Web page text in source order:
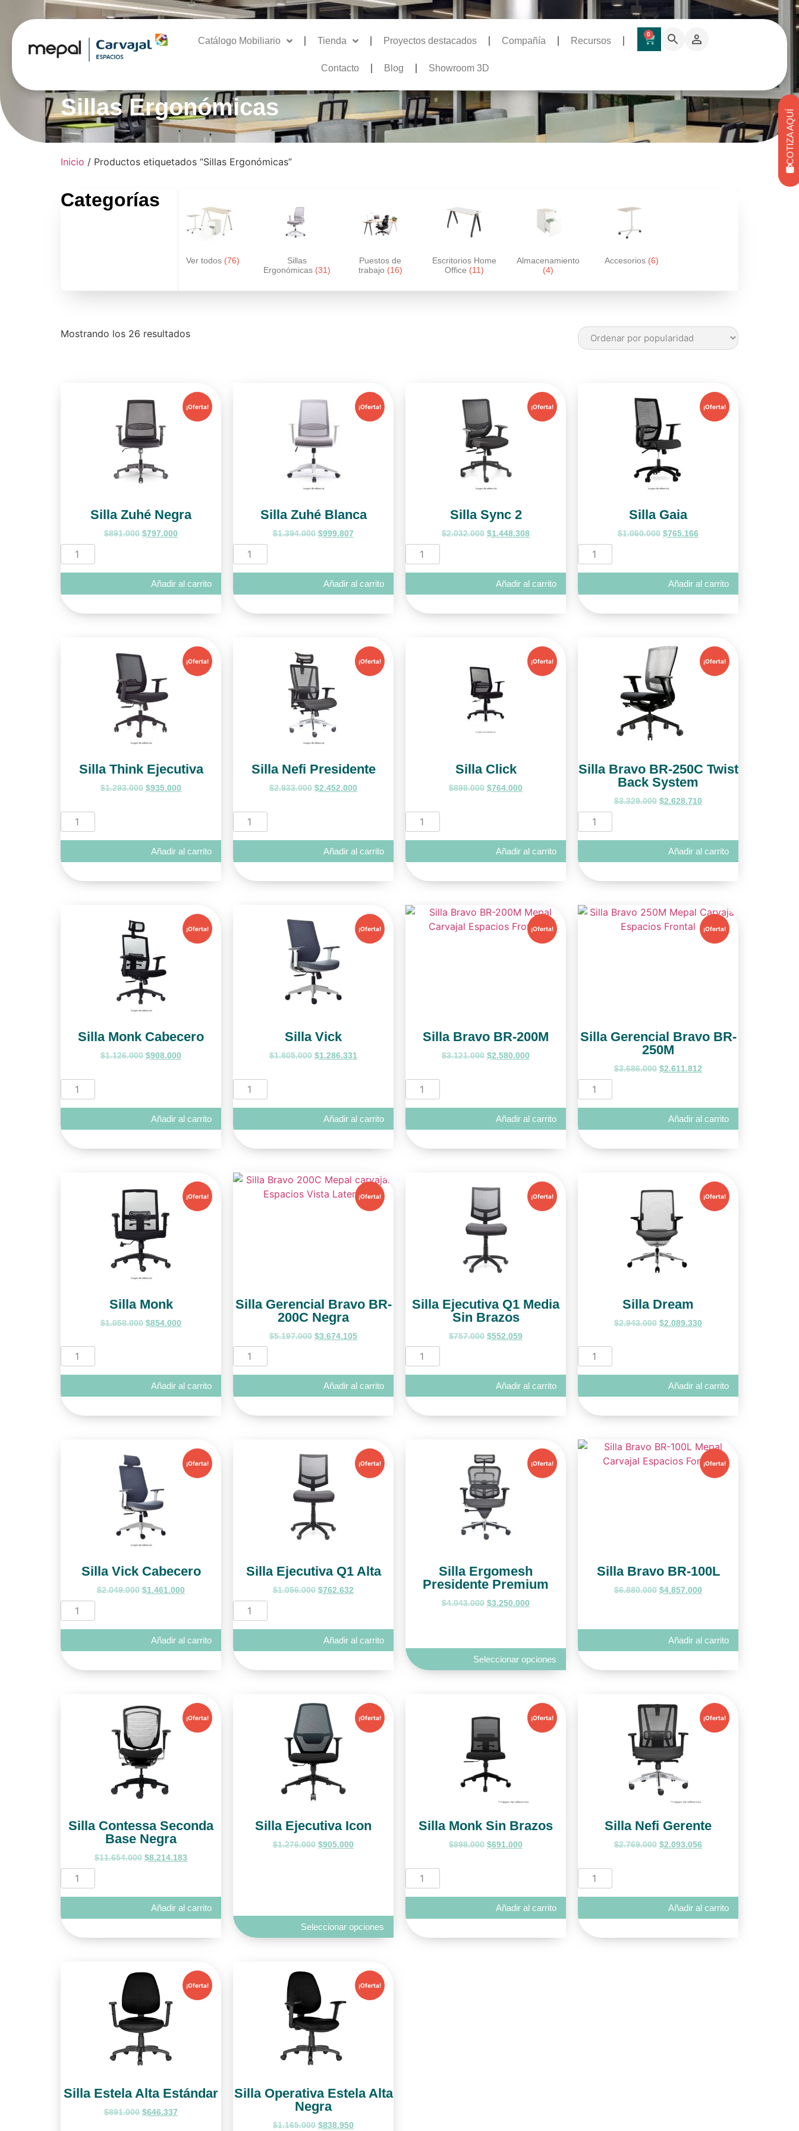
Catálogo Mobiliario Tienda Proyectos destacados Compañía Recursos
Contacto Blog Showroom 3D
0
COTIZA AQUÍ
Sillas Ergonómicas
Inicio / Productos etiquetados “Sillas Ergonómicas”
Categorías
Ver todos (76)
Sillas
Ergonómicas (31)
Puestos de
trabajo (16)
Escritorios Home
Office (11)
Almacenamiento
(4)
Accesorios (6)
Mostrando los 26 resultados
¡Oferta!
Silla Zuhé Negra
$891.000 $797.000
Añadir al carrito
¡Oferta!
Silla Zuhé Blanca
$1.394.000 $999.807
Añadir al carrito
¡Oferta!
Silla Sync 2
$2.032.000 $1.448.308
Añadir al carrito
¡Oferta!
Silla Gaia
$1.060.000 $765.166
Añadir al carrito
¡Oferta!
Silla Think Ejecutiva
$1.293.000 $935.000
Añadir al carrito
¡Oferta!
Silla Nefi Presidente
$2.933.000 $2.452.000
Añadir al carrito
¡Oferta!
Silla Click
$898.000 $764.000
Añadir al carrito
¡Oferta!
Silla Bravo BR-250C Twist
Back System
$3.329.000 $2.628.710
Añadir al carrito
¡Oferta!
Silla Monk Cabecero
$1.126.000 $908.000
Añadir al carrito
¡Oferta!
Silla Vick
$1.805.000 $1.286.331
Añadir al carrito
¡Oferta!
Silla Bravo BR-200M
$3.121.000 $2.580.000
Añadir al carrito
¡Oferta!
Silla Gerencial Bravo BR-
250M
$3.686.000 $2.611.812
Añadir al carrito
¡Oferta!
Silla Monk
$1.058.000 $854.000
Añadir al carrito
¡Oferta!
Silla Gerencial Bravo BR-
200C Negra
$5.197.000 $3.674.105
Añadir al carrito
¡Oferta!
Silla Ejecutiva Q1 Media
Sin Brazos
$757.000 $552.059
Añadir al carrito
¡Oferta!
Silla Dream
$2.943.000 $2.089.330
Añadir al carrito
¡Oferta!
Silla Vick Cabecero
$2.049.000 $1.461.000
Añadir al carrito
¡Oferta!
Silla Ejecutiva Q1 Alta
$1.056.000 $762.632
Añadir al carrito
¡Oferta!
Silla Ergomesh
Presidente Premium
$4.043.000 $3.250.000
Seleccionar opciones
¡Oferta!
Silla Bravo BR-100L
$6.880.000 $4.857.000
Añadir al carrito
¡Oferta!
Silla Contessa Seconda
Base Negra
$11.654.000 $8.214.183
Añadir al carrito
¡Oferta!
Silla Ejecutiva Icon
$1.276.000 $905.000
Seleccionar opciones
¡Oferta!
Silla Monk Sin Brazos
$898.000 $691.000
Añadir al carrito
¡Oferta!
Silla Nefi Gerente
$2.769.000 $2.093.056
Añadir al carrito
¡Oferta!
Silla Estela Alta Estándar
$891.000 $646.337
¡Oferta!
Silla Operativa Estela Alta
Negra
$1.165.000 $838.950